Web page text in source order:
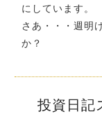
にしています。
さあ・・・週明
か？
投資日記